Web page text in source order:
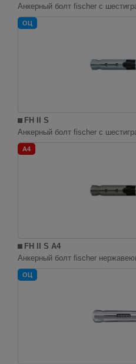
Анкерный болт fischer с
ОЦ
FH II S
Анкерный болт fischer с
A4
FH II S A4
Анкерный болт fischer
ОЦ